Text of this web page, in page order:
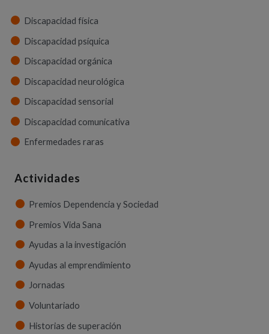
Discapacidad física
Discapacidad psíquica
Discapacidad orgánica
Discapacidad neurológica
Discapacidad sensorial
Discapacidad comunicativa
Enfermedades raras
Actividades
Premios Dependencia y Sociedad
Premios Vida Sana
Ayudas a la investigación
Ayudas al emprendimiento
Jornadas
Voluntariado
Historias de superación